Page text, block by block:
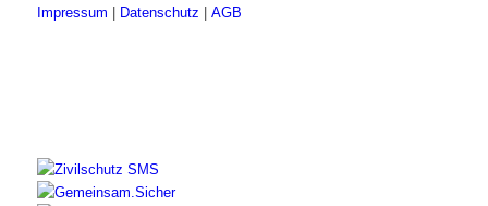
Impressum | Datenschutz | AGB